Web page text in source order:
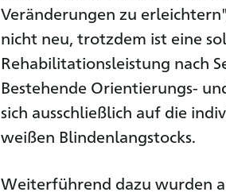
Veränderungen zu
nicht neu, trotzdem ist eine
Rehabilitationsleistung nach
Bestehende Orientierungs-
sich ausschließlich auf die
weißen Blindenlangstocks.
Weiterführend dazu wurden